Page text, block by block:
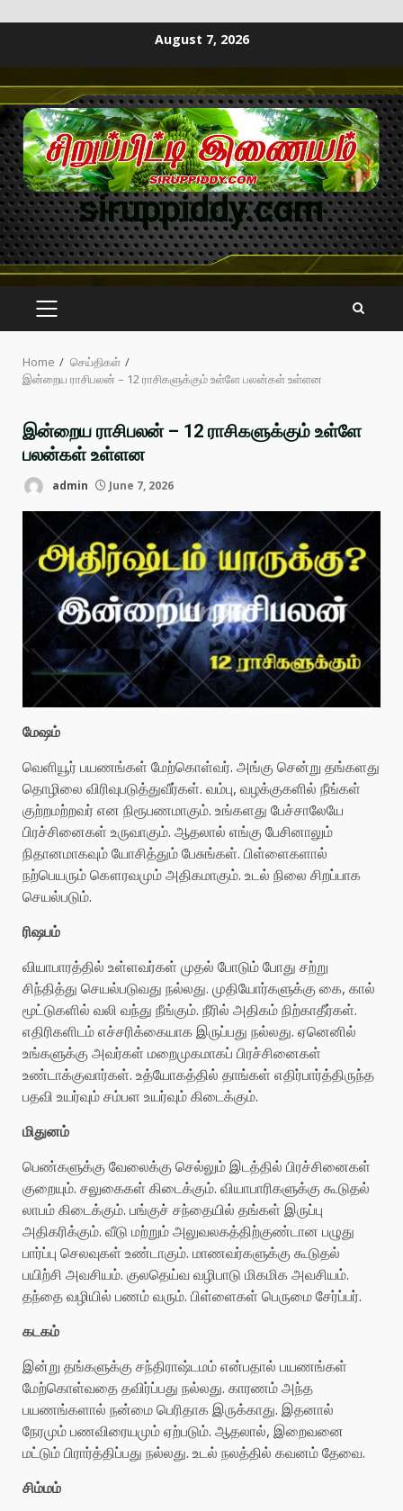
August 7, 2026
siruppiddy.com
Home
செய்திகள்
இன்றைய ராசிபலன் – 12 ராசிகளுக்கும் உள்ளே பலன்கள் உள்ளன
இன்றைய ராசிபலன் – 12 ராசிகளுக்கும் உள்ளே
பலன்கள் உள்ளன
admin June 7, 2026
மேஷம்
வெளியூர் பயணங்கள் மேற்கொள்வர். அங்கு சென்று தங்களது
தொழிலை விரிவுபடுத்துவீர்கள். வம்பு, வழக்குகளில் நீங்கள்
குற்றமற்றவர் என நிரூபணமாகும். உங்களது பேச்சாலேயே
பிரச்சினைகள் உருவாகும். ஆதலால் எங்கு பேசினாலும்
நிதானமாகவும் யோசித்தும் பேசுங்கள். பிள்ளைகளால்
நற்பெயரும் கௌரவமும் அதிகமாகும். உடல் நிலை சிறப்பாக
செயல்படும்.
ரிஷபம்
வியாபாரத்தில் உள்ளவர்கள் முதல் போடும் போது சற்று
சிந்தித்து செயல்படுவது நல்லது. முதியோர்களுக்கு கை, கால்
மூட்டுகளில் வலி வந்து நீங்கும். நீரில் அதிகம் நிற்காதீர்கள்.
எதிரிகளிடம் எச்சரிக்கையாக இருப்பது நல்லது. ஏனெனில்
உங்களுக்கு அவர்கள் மறைமுகமாகப் பிரச்சினைகள்
உண்டாக்குவார்கள். உத்யோகத்தில் தாங்கள் எதிர்பார்த்திருந்த
பதவி உயர்வும் சம்பள உயர்வும் கிடைக்கும்.
மிதுனம்
பெண்களுக்கு வேலைக்கு செல்லும் இடத்தில் பிரச்சினைகள்
குறையும். சலுகைகள் கிடைக்கும். வியாபாரிகளுக்கு கூடுதல்
லாபம் கிடைக்கும். பங்குச் சந்தையில் தங்கள் இருப்பு
அதிகரிக்கும். வீடு மற்றும் அலுவலகத்திற்குண்டான பழுது
பார்ப்பு செலவுகள் உண்டாகும். மாணவர்களுக்கு கூடுதல்
பயிற்சி அவசியம். குலதெய்வ வழிபாடு மிகமிக அவசியம்.
தந்தை வழியில் பணம் வரும். பிள்ளைகள் பெருமை சேர்ப்பர்.
கடகம்
இன்று தங்களுக்கு சந்திராஷ்டமம் என்பதால் பயணங்கள்
மேற்கொள்வதை தவிர்ப்பது நல்லது. காரணம் அந்த
பயணங்களால் நன்மை பெரிதாக இருக்காது. இதனால்
நேரமும் பணவிரையமும் ஏற்படும். ஆதலால், இறைவனை
மட்டும் பிரார்த்திப்பது நல்லது. உடல் நலத்தில் கவனம் தேவை.
சிம்மம்